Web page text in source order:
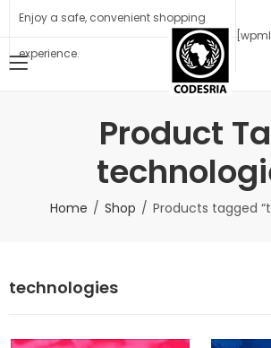
Enjoy a safe, convenient shopping
experience.
Product
Home Shop Products tagged
technologies